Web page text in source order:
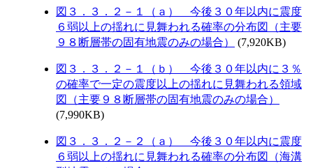
図３．３．２－１（ａ） 今後３０年以内に震度
６弱以上の揺れに見舞われる確率の分布図（主要
９８断層帯の固有地震のみの場合）
(7,920KB)
図３．３．２－１（ｂ） 今後３０年以内に３％
の確率で一定の震度以上の揺れに見舞われる領域
図（主要９８断層帯の固有地震のみの場合）
(7,990KB)
図３．３．２－２（ａ） 今後３０年以内に震度
６弱以上の揺れに見舞われる確率の分布図（海溝